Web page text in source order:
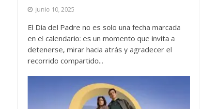
junio 10, 2025
El Día del Padre no es solo una fecha marcada
en el calendario: es un momento que invita a
detenerse, mirar hacia atrás y agradecer el
recorrido compartido...